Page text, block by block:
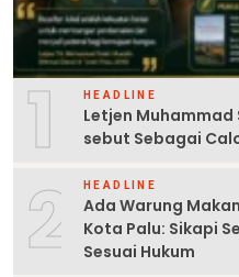
1 HEADLINE
Letjen
sebut Sebagai
2 HEADLINE
Ada Warung
Kota Palu: Sikapi
Sesuai Hukum